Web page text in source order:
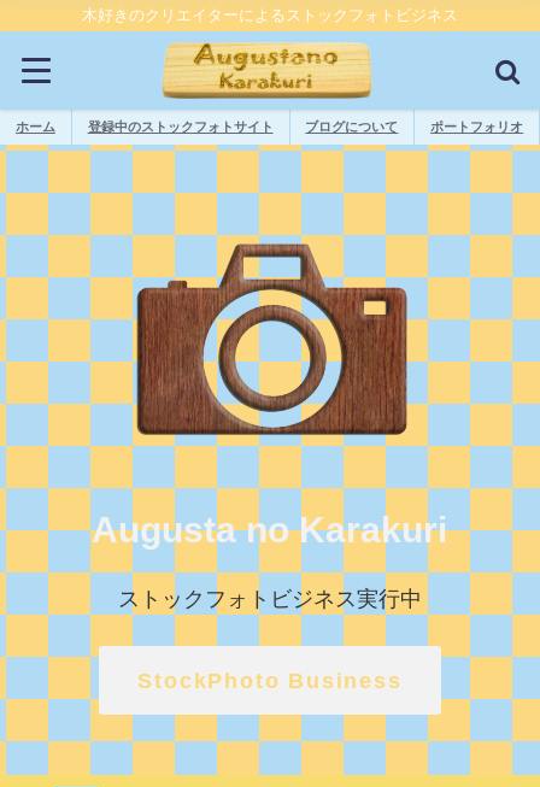
木好きのクリエイターによるストックフォトビジネス
ホーム 登録中のストックフォトサイト ブログについて ポートフォリオ
Augusta no Karakuri
ストックフォトビジネス実行中
StockPhoto Business